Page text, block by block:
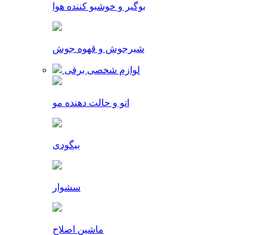
بوگیر و خوشبو کننده هوا
شیرجوش و قهوه جوش
لوازم شخصی برقی
اتو و حالت دهنده مو
بیگودی
سشوار
ماشین اصلاح